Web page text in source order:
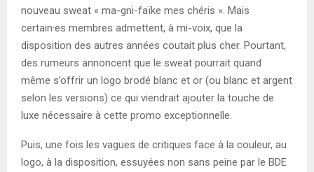
nouveau sweat « ma-gni-faïke mes chéris ». Mais
certain·es membres admettent, à mi-voix, que la
disposition des autres années coutait plus cher. Pourtant,
des rumeurs annoncent que le sweat pourrait quand
même s’offrir un logo brodé blanc et or (ou blanc et argent
selon les versions) ce qui viendrait ajouter la touche de
luxe nécessaire à cette promo exceptionnelle.
Puis, une fois les vagues de critiques face à la couleur, au
logo, à la disposition, essuyées non sans peine par le BDE